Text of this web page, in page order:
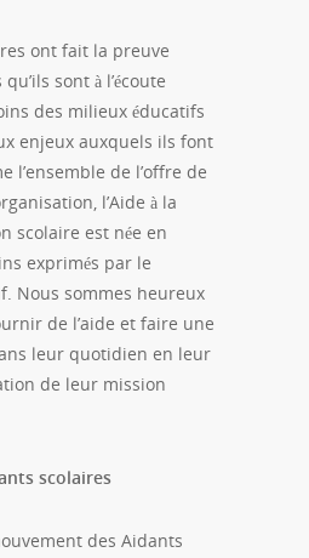
ont fait la preuve
sont à l’écoute
des milieux éducatifs
enjeux auxquels ils font
l’ensemble de l’offre de
l’Aide à la
scolaire est née en
exprimés par le
Nous sommes heureux
de l’aide et faire une
leur quotidien en leur
de leur mission
scolaires
des Aidants